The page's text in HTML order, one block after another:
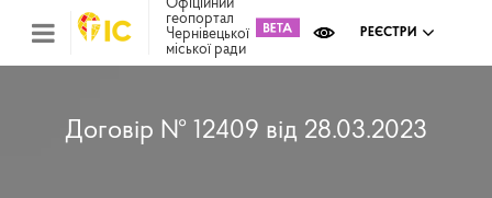
Офіційний
геопортал
Чернівецької
міської ради
РЕЄСТРИ
Договір № 12409 від 28.03.2023